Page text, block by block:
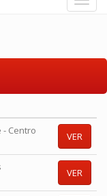
Centro
VER
VER